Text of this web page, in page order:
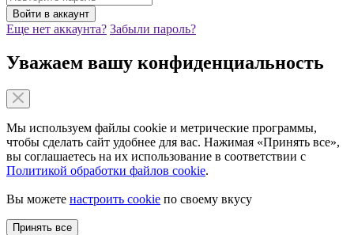
Еще нет аккаунта? Забыли пароль?
Уважаем вашу конфиденциальность
Мы используем файлы cookie и метрические программы,
чтобы сделать сайт удобнее для вас. Нажимая «Принять все»,
вы соглашаетесь на их использование в соответствии с
Политикой обработки файлов cookie.
Вы можете настроить cookie по своему вкусу
Принять все